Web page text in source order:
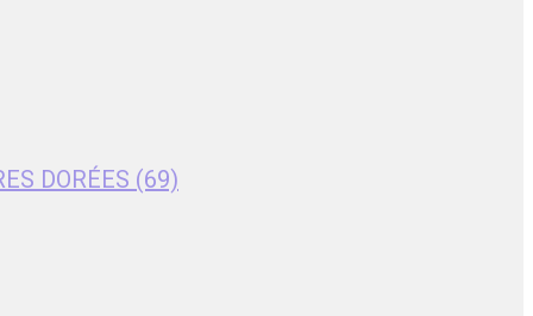
DORÉES (69)